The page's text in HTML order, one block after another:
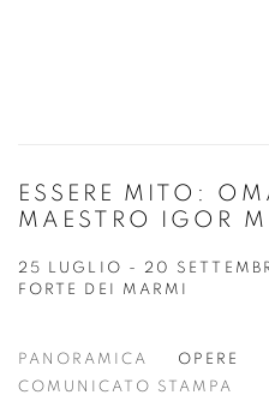
ESSERE MITO:
MAESTRO IGOR
25 LUGLIO - 20
FORTE DEI MARMI
PANORAMICA OPERE
COMUNICATO STAMPA